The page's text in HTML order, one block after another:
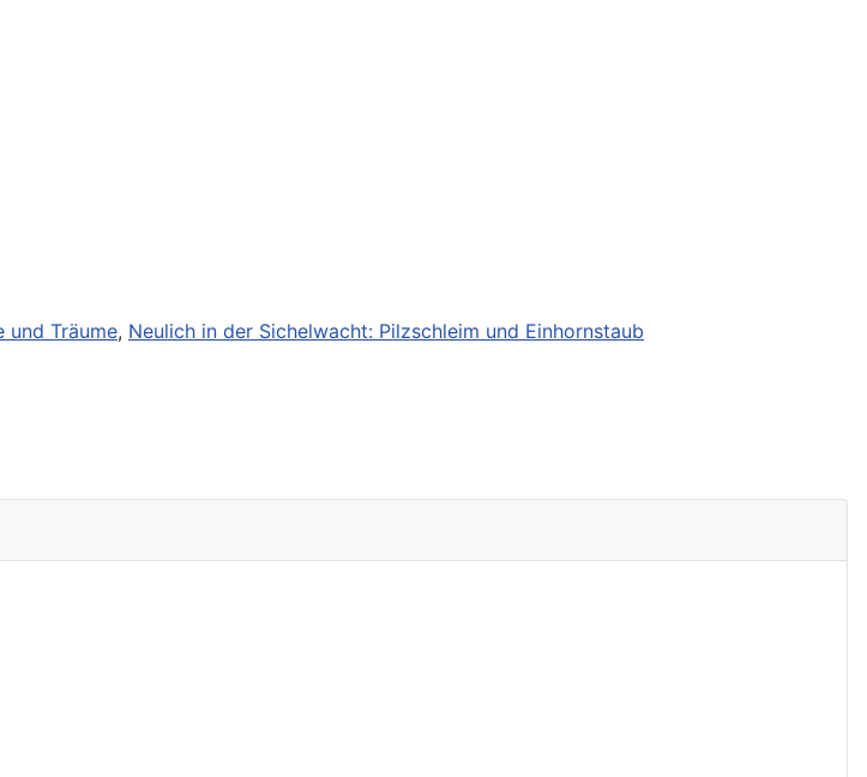
und Träume, Neulich in der Sichelwacht: Pilzschleim und Einhornstaub